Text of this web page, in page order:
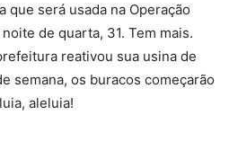
que será usada na Operação
de quarta, 31. Tem mais.
reativou sua usina de
semana, os buracos começarão
aleluia!